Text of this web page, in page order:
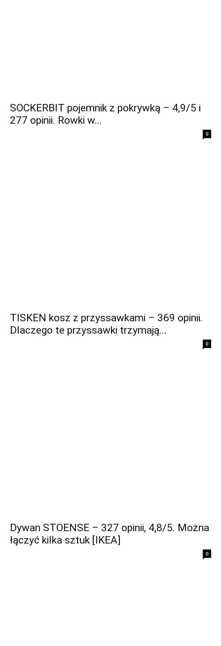
SOCKERBIT pojemnik z pokrywką – 4,9/5 i
277 opinii. Rowki w...
0
TISKEN kosz z przyssawkami – 369 opinii.
Dlaczego te przyssawki trzymają...
0
Dywan STOENSE – 327 opinii, 4,8/5. Można
łączyć kilka sztuk [IKEA]
0